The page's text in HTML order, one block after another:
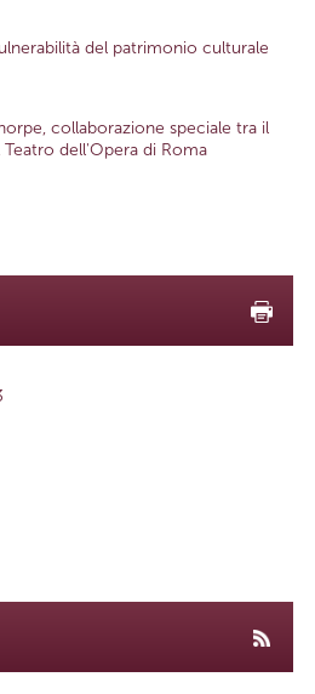
del patrimonio culturale
collaborazione speciale tra il
Teatro dell'Opera di Roma